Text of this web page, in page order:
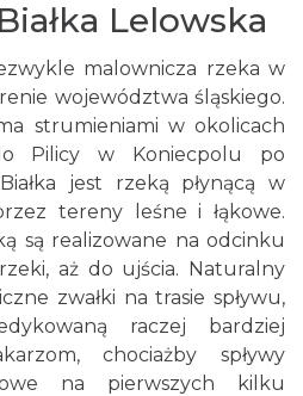
Lelowska
malownicza rzeka w
województwa śląskiego.
strumieniami w okolicach
Pilicy w Koniecpolu po
jest rzeką płynącą w
tereny leśne i łąkowe.
są realizowane na odcinku
aż do ujścia. Naturalny
zwałki na trasie spływu,
raczej bardziej
chociażby spływy
na pierwszych kilku